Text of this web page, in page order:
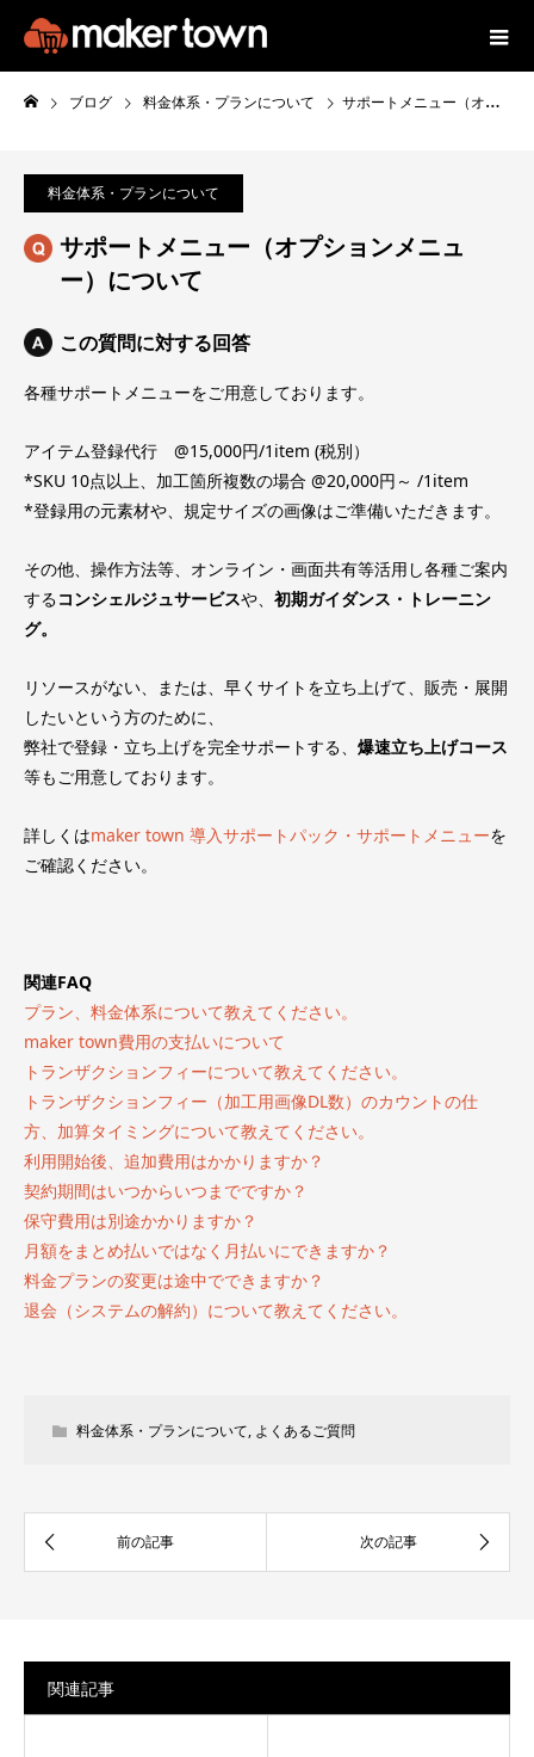
ブログ 料金体系・プランについて サポートメニュー（オプションメニュー）について
料金体系・プランについて
サポートメニュー（オプションメニュ
ー）について
この質問に対する回答
各種サポートメニューをご用意しております。
アイテム登録代行 @15,000円/1item (税別）
*SKU 10点以上、加工箇所複数の場合 @20,000円～ /1item
*登録用の元素材や、規定サイズの画像はご準備いただきます。
その他、操作方法等、オンライン・画面共有等活用し各種ご案内
するコンシェルジュサービスや、 初期ガイダンス・トレーニン
グ。
リソースがない、または、早くサイトを立ち上げて、販売・展開
したいという方のために、
弊社で登録・立ち上げを完全サポートする、 爆速立ち上げコース
等もご用意しております。
詳しくはmaker town 導入サポートパック・サポートメニューを
ご確認ください。
関連FAQ
プラン、料金体系について教えてください。
maker town費用の支払いについて
トランザクションフィーについて教えてください。
トランザクションフィー（加工用画像DL数）のカウントの仕
方、加算タイミングについて教えてください。
利用開始後、追加費用はかかりますか？
契約期間はいつからいつまでですか？
保守費用は別途かかりますか？
月額をまとめ払いではなく月払いにできますか？
料金プランの変更は途中でできますか？
退会（システムの解約）について教えてください。
料金体系・プランについて, よくあるご質問
関連記事